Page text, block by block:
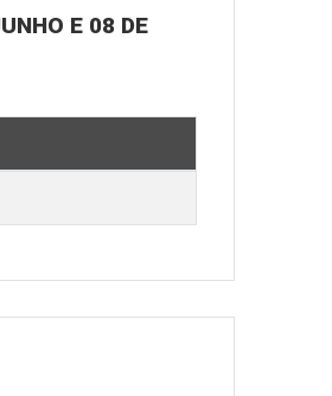
E 08 DE